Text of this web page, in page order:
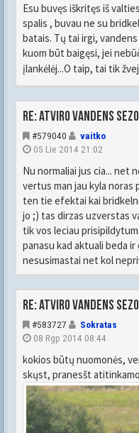
Esu buvęs iškritęs iš
spalis , buvau ne su
batais. Tų tai irgi,
kuom būt baigęsi, jei
įlankėlėj...O taip, tai tik
Re: Atviro vandens
#579040
vaitko
05 Lie 2014 21:02
Nu normaliai jus cia... net
vertus man jau kyla
ten tie efektai kai
jo ;) tas dirzas uzverstas
tik vos leciau
panasu kad aktuali beda
nesusimastai net kol
Re: Atviro vandens
#583727
Sokratas
08 Rgp 2014 08:44
kokios būtų nuomonės,
skųst, pranesšt